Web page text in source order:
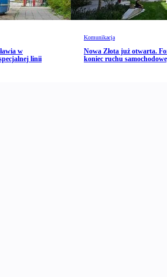
w
linii
Komunikacja
Nowa Złota już otwarta.
koniec ruchu